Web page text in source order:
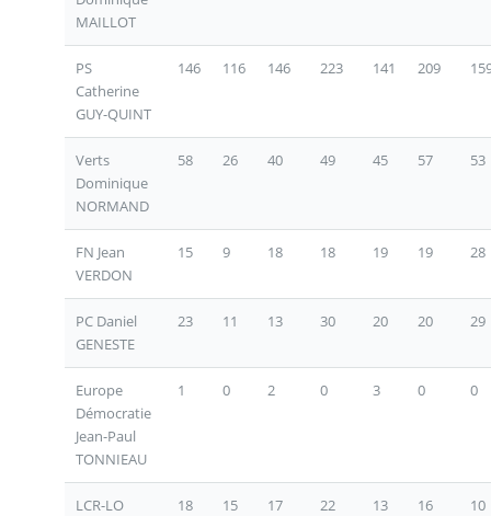
MAILLOT
PS
Catherine
GUY-QUINT
146 116 146 223 141 209
Verts
Dominique
NORMAND
58 26 40 49 45 57 53
FN Jean
VERDON
15 9 18 18 19 19 28
PC Daniel
GENESTE
23 11 13 30 20 20 29
Europe
Démocratie
Jean-Paul
TONNIEAU
1 0 2 0 3 0 0
LCR-LO
18 15 17 22 13 16 10